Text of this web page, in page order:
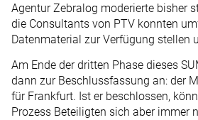
Agentur Zebralog moderierte bisher
die Consultants von PTV konnten
Datenmaterial zur Verfügung stellen
Am Ende der dritten Phase dieses
dann zur Beschlussfassung an: der
für Frankfurt. Ist er beschlossen,
Prozess Beteiligten sich aber immer